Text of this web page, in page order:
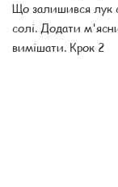
Що залишився лук
солі. Додати
вимішати. Крок 2